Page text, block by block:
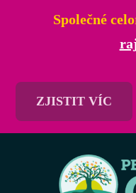
Společné
ZJISTIT VÍC